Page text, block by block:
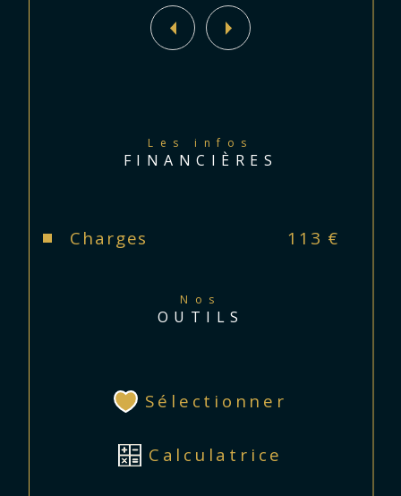
Les infos
FINANCIÈRES
Charges 113 €
Nos
OUTILS
Sélectionner
Calculatrice